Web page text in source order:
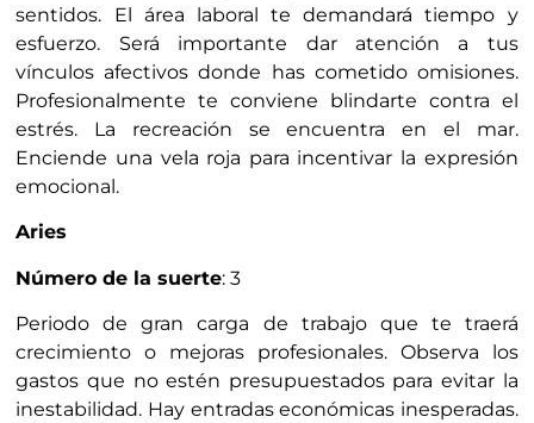
sentidos. El área laboral te demandará tiempo y
esfuerzo. Será importante dar atención a tus
vínculos afectivos donde has cometido omisiones.
Profesionalmente te conviene blindarte contra el
estrés. La recreación se encuentra en el mar.
Enciende una vela roja para incentivar la expresión
emocional.
Aries
Número de la suerte: 3
Periodo de gran carga de trabajo que te traerá
crecimiento o mejoras profesionales. Observa los
gastos que no estén presupuestados para evitar la
inestabilidad. Hay entradas económicas inesperadas.